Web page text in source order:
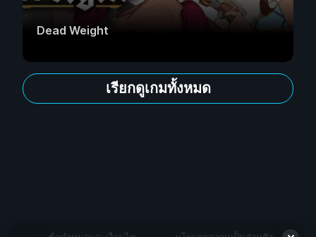
Dead Weight
เรียกดูเกมทั้งหมด